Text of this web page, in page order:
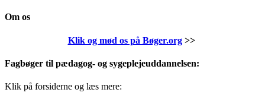
Om os
Klik og mød os på Bøger.org>>
Fagbøger til pædagog- og sygeplejeuddannelsen:
Klik på forsiderne og læs mere: